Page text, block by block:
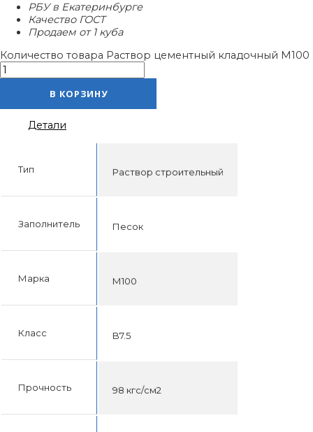
РБУ в Екатеринбурге
Качество ГОСТ
Продаем от 1 куба
Количество товара Раствор цементный кладочный М100
В КОРЗИНУ
Детали
Тип Раствор строительный
Заполнитель Песок
Марка М100
Класс B7.5
Прочность 98 кгс/см2